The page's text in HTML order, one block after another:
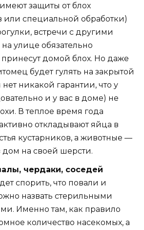
защиты от блох
специальной обработки)
встречи с другими
улице обязательно
принесут домой блох. Но даже
будет гулять на закрытой
никакой гарантии, что у
и у вас в доме) не
В теплое время года
откладывают яйца в
кустарников, а животные —
дом на своей шерсти.
чердаки, соседей
спорить, что повали и
назвать стерильными
Именно там, как правило
количество насекомых, а